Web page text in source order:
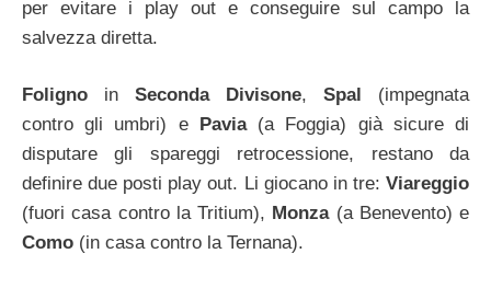
per evitare i play out e conseguire sul campo la
salvezza diretta.
Foligno in Seconda Divisone, Spal
(impegnata
contro gli umbri) e
Pavia(a Foggia) già sicure di
disputare gli spareggi retrocessione, restano da
definire due posti play out. Li giocano in tre: Viareggio
(fuori casa contro la Tritium), Monza(a Benevento) e
Como (in casa contro la Ternana).